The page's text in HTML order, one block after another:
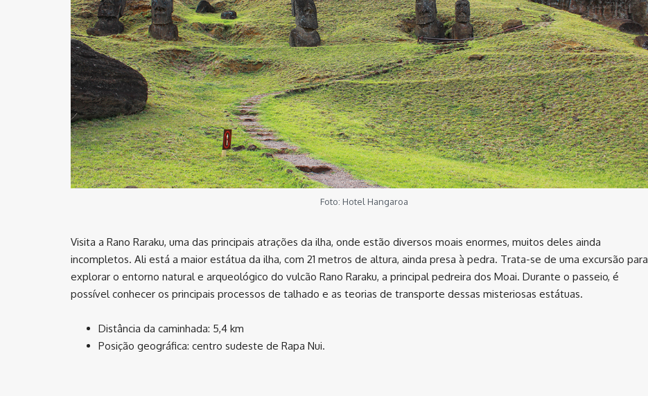
Foto: Hotel Hangaroa
Visita a Rano Raraku, uma das principais atrações da ilha, onde estão diversos moais enormes, muitos deles ainda
incompletos. Ali está a maior estátua da ilha, com 21 metros de altura, ainda presa à pedra. Trata-se de uma excursão para
explorar o entorno natural e arqueológico do vulcão Rano Raraku, a principal pedreira dos Moai. Durante o passeio, é
possível conhecer os principais processos de talhado e as teorias de transporte dessas misteriosas estátuas.
Distância da caminhada: 5,4 km
Posição geográfica: centro sudeste de Rapa Nui.